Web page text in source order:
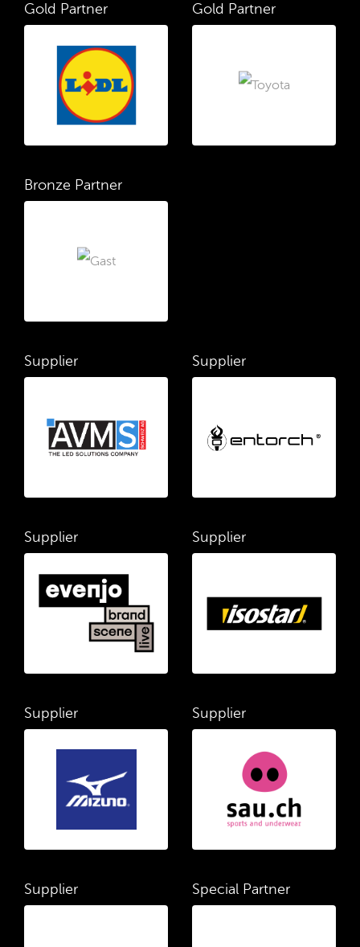
Gold Partner Gold Partner
Bronze Partner
Supplier Supplier
Supplier Supplier
Supplier Supplier
Supplier Special Partner